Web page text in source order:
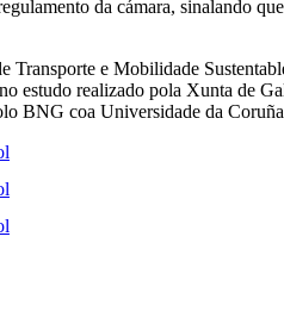
da cámara, sinalando
Transporte e Mobilidade
estudo realizado pola Xunta de
BNG coa Universidade da